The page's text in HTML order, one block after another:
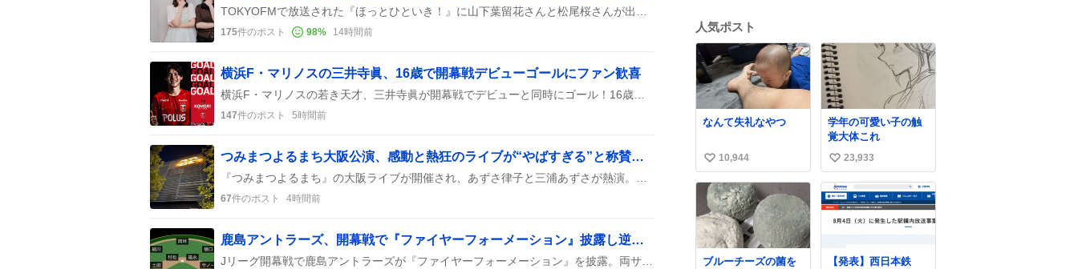
175件のポスト 98% 14時間前
横浜F・マリノスの三井寺眞、16歳で開幕戦デビューゴールにファン歓喜
147件のポスト 5時間前
つみまつよるまち大阪公演、感動と熱狂のライブが“やばすぎる”と称賛の嵐
67件のポスト 4時間前
鹿島アントラーズ、開幕戦で『ファイヤーフォーメーション』披露し逆転勝利に沸く
人気ポスト
なんて失礼なやつ
い
い
ね
数
10,944
学年の可愛い子の触
覚大体これ
い
い
ね
数
23,933
ブルーチーズの菌を
【発表】西日本鉄